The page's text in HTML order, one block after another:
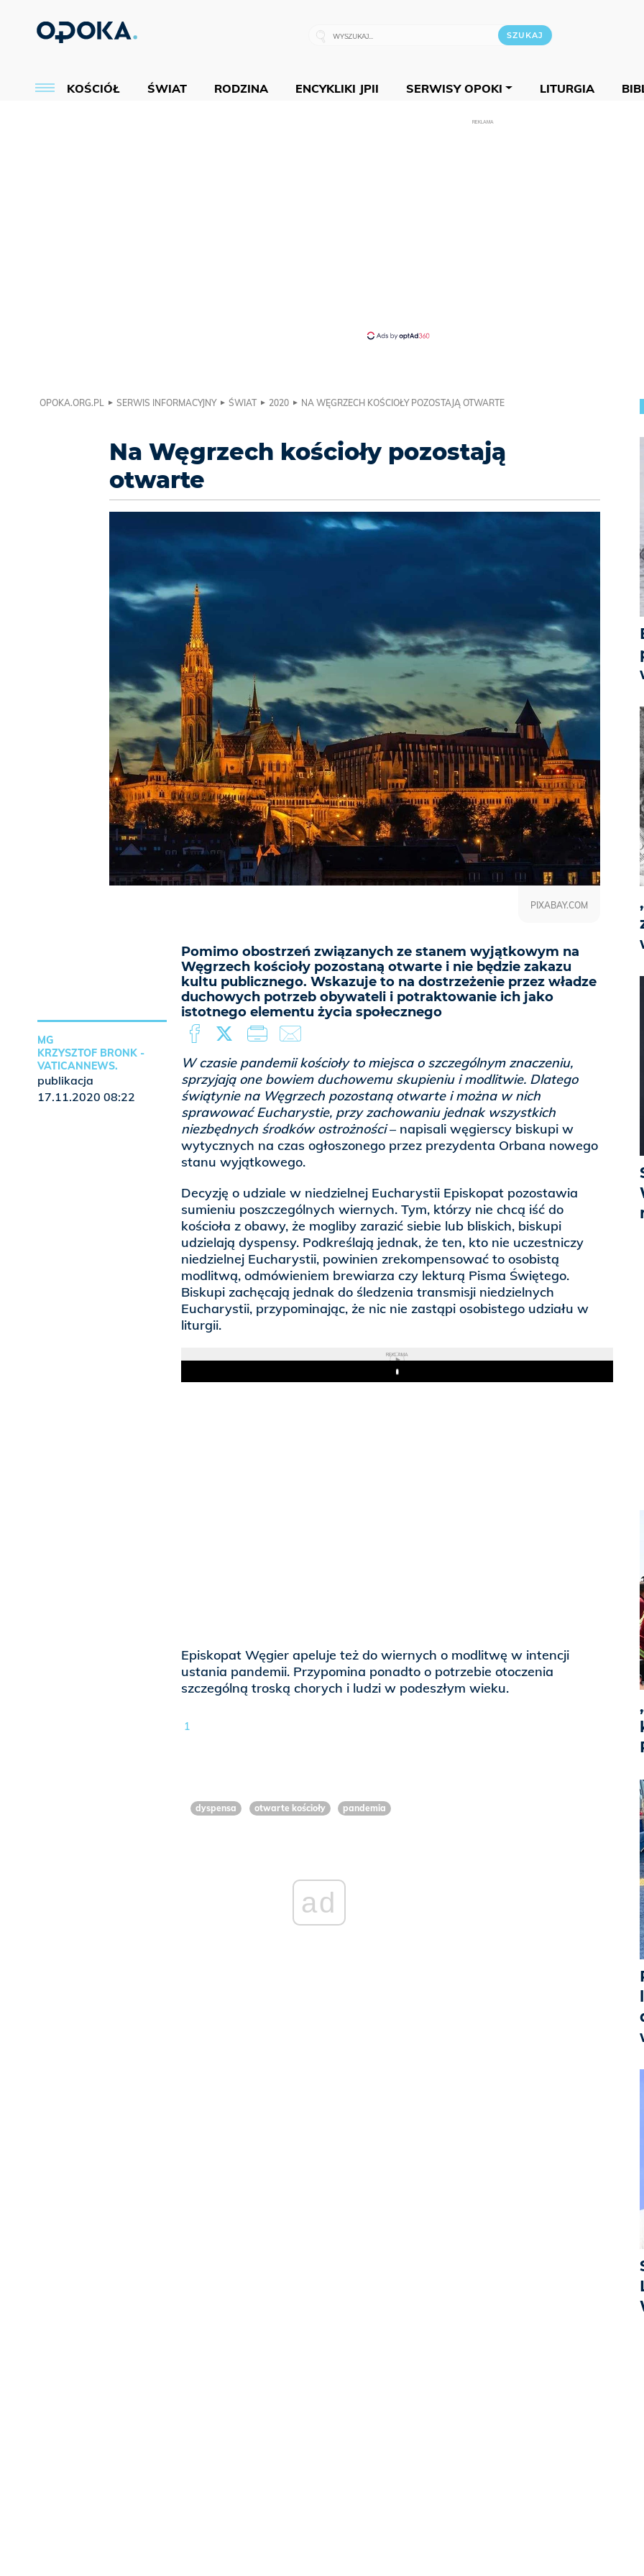
KOŚCIÓŁ ŚWIAT RODZINA ENCYKLIKI JPII SERWISY OPOKI LITURGIA
REKLAMA
OPOKA.ORG.PL SERWIS INFORMACYJNY ŚWIAT 2020 NA WĘGRZECH KOŚCIOŁY POZOSTAJĄ OTWARTE
Na Węgrzech kościoły pozostają
otwarte
Pomimo obostrzeń związanych ze stanem wyjątkowym na
Węgrzech kościoły pozostaną otwarte i nie będzie zakazu
kultu publicznego. Wskazuje to na dostrzeżenie przez władze
duchowych potrzeb obywateli i potraktowanie ich jako
istotnego elementu życia społecznego
PIXABAY.COM
W czasie pandemii kościoły to miejsca o szczególnym znaczeniu,
sprzyjają one bowiem duchowemu skupieniu i modlitwie. Dlatego
świątynie na Węgrzech pozostaną otwarte i można w nich
sprawować Eucharystie, przy zachowaniu jednak wszystkich
niezbędnych środków ostrożności– napisali węgierscy biskupi w
wytycznych na czas ogłoszonego przez prezydenta Orbana nowego
stanu wyjątkowego.
Decyzję o udziale w niedzielnej Eucharystii Episkopat pozostawia
sumieniu poszczególnych wiernych. Tym, którzy nie chcą iść do
kościoła z obawy, że mogliby zarazić siebie lub bliskich, biskupi
udzielają dyspensy. Podkreślają jednak, że ten, kto nie uczestniczy
niedzielnej Eucharystii, powinien zrekompensować to osobistą
modlitwą, odmówieniem brewiarza czy lekturą Pisma Świętego.
Biskupi zachęcają jednak do śledzenia transmisji niedzielnych
Eucharystii, przypominając, że nic nie zastąpi osobistego udziału w
liturgii.
REKLAMA
Play
Episkopat Węgier apeluje też do wiernych o modlitwę w intencji
ustania pandemii. Przypomina ponadto o potrzebie otoczenia
szczególną troską chorych i ludzi w podeszłym wieku.
1
MG
KRZYSZTOF BRONK -
VATICANNEWS.
publikacja
17.11.2020 08:22
dyspensa otwarte kościoły pandemia
ad